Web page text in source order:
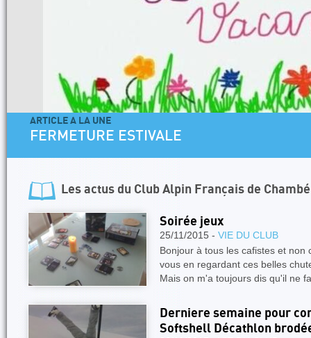
ARTICLE A LA UNE
FERMETURE ESTIVALE
Les actus du Club Alpin Français de
Soirée jeux
25/11/2015 - VIE DU CLUB
Bonjour à tous les cafistes et non
vous en regardant ces belles
Mais on m'a toujours dis qu'il ne
Derniere semaine pour
Softshell Décathlon